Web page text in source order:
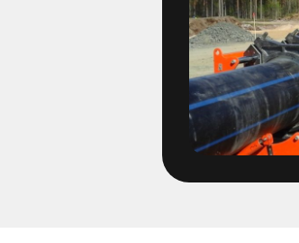
1496-2-4 - E06 VBG Filmning 1400 ledning
1566-1 - Filmning Mölnlycke Fabriker
1671-1 - Tätningsplugg till OFA ledning fr Stena